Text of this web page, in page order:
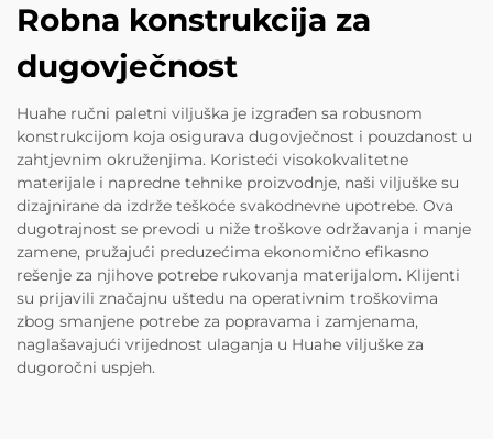
Robna konstrukcija za
dugovječnost
Huahe ručni paletni viljuška je izgrađen sa robusnom
konstrukcijom koja osigurava dugovječnost i pouzdanost u
zahtjevnim okruženjima. Koristeći visokokvalitetne
materijale i napredne tehnike proizvodnje, naši viljuške su
dizajnirane da izdrže teškoće svakodnevne upotrebe. Ova
dugotrajnost se prevodi u niže troškove održavanja i manje
zamene, pružajući preduzećima ekonomično efikasno
rešenje za njihove potrebe rukovanja materijalom. Klijenti
su prijavili značajnu uštedu na operativnim troškovima
zbog smanjene potrebe za popravama i zamjenama,
naglašavajući vrijednost ulaganja u Huahe viljuške za
dugoročni uspjeh.